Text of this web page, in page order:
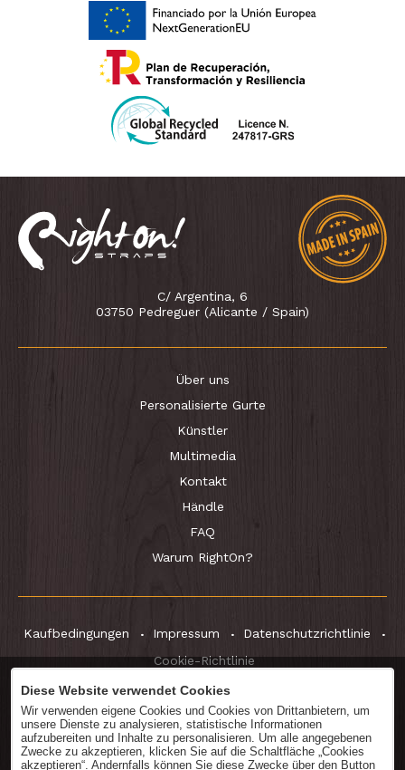
C/ Argentina, 6
03750 Pedreguer (Alicante / Spain)
Über uns
Personalisierte Gurte
Künstler
Multimedia
Kontakt
Händle
FAQ
Warum RightOn?
Kaufbedingungen Impressum
Datenschutzrichtlinie
Cookie-Richtlinie
Katalogherunterladen
Diese Website verwendet Cookies
Wir verwenden eigene Cookies und Cookies von Drittanbietern, um
unsere Dienste zu analysieren, statistische Informationen
aufzubereiten und Inhalte zu personalisieren. Um alle angegebenen
Zwecke zu akzeptieren, klicken Sie auf die Schaltfläche „Cookies
akzeptieren“. Andernfalls können Sie diese Zwecke über den Button